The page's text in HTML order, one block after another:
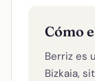
Cómo
Berriz es
Bizkaia,